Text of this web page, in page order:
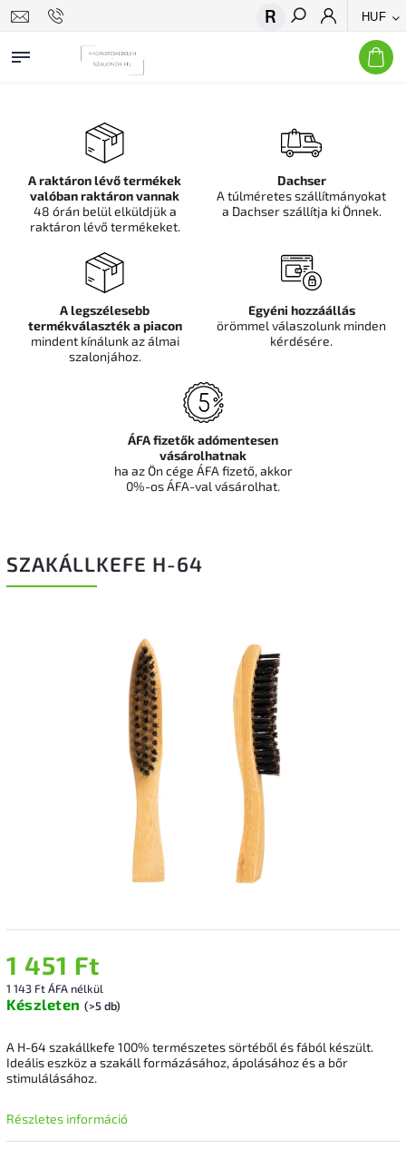
HUF
Keresés
SZAKÁLLKEFE H-64
1 451 Ft
1 143 Ft ÁFA nélkül
Készleten (>5 db)
A H-64 szakállkefe 100% természetes sörtéből és fából készült.
Ideális eszköz a szakáll formázásához, ápolásához és a bőr
stimulálásához.
Részletes információ
A raktáron lévő termékek
valóban raktáron vannak
48 órán belül elküldjük a
raktáron lévő termékeket.
Dachser
A túlméretes szállítmányokat
a Dachser szállítja ki Önnek.
A legszélesebb
termékválaszték a piacon
mindent kínálunk az álmai
szalonjához.
Egyéni hozzáállás
örömmel válaszolunk minden
kérdésére.
ÁFA fizetők adómentesen
vásárolhatnak
ha az Ön cége ÁFA fizető, akkor
0%-os ÁFA-val vásárolhat.